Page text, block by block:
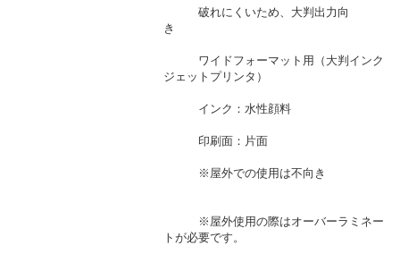
破れにくいため、大判出力向
き
ワイドフォーマット用（大判インク
ジェットプリンタ）
インク：水性顔料
印刷面：片面
※屋外での使用は不向き
※屋外使用の際はオーバーラミネー
トが必要です。